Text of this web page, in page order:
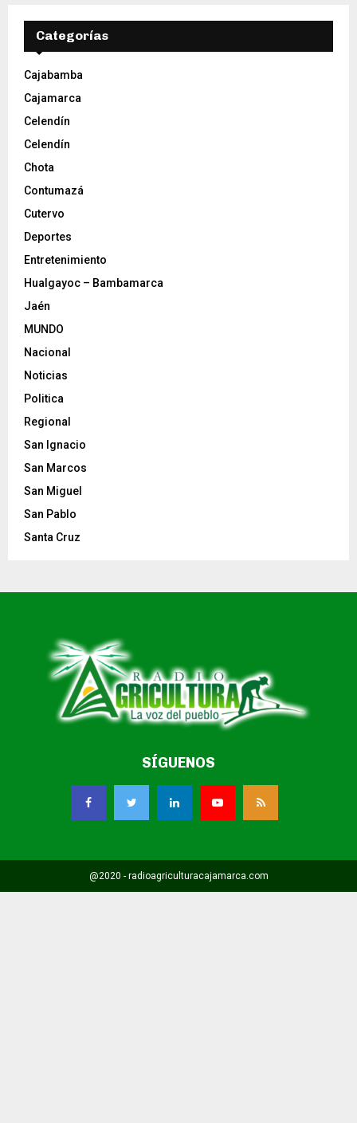
Categorías
Cajabamba
Cajamarca
Celendín
Celendín
Chota
Contumazá
Cutervo
Deportes
Entretenimiento
Hualgayoc – Bambamarca
Jaén
MUNDO
Nacional
Noticias
Politica
Regional
San Ignacio
San Marcos
San Miguel
San Pablo
Santa Cruz
SÍGUENOS
@2020 - radioagriculturacajamarca.com